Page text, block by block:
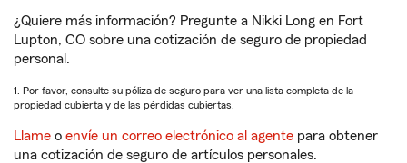
¿Quiere más información? Pregunte a Nikki Long en Fort
Lupton, CO sobre una cotización de seguro de propiedad
personal.
1. Por favor, consulte su póliza de seguro para ver una lista completa de la
propiedad cubierta y de las pérdidas cubiertas.
Llame o envíe un correo electrónico al agente para obtener
una cotización de seguro de artículos personales.